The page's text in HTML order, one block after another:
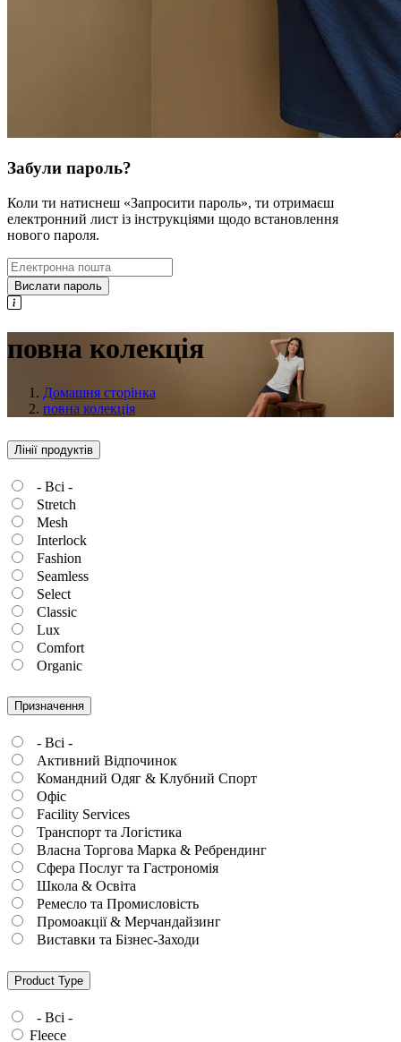
Забули пароль?
Коли ти натиснеш «Запросити пароль», ти отримаєш
електронний лист із інструкціями щодо встановлення
нового пароля.
Вислати пароль
повна колекція
Домашня сторінка
повна колекція
Лінії продуктів
- Всі -
Stretch
Mesh
Interlock
Fashion
Seamless
Select
Classic
Lux
Comfort
Organic
Призначення
- Всі -
Активний Відпочинок
Командний Одяг & Клубний Спорт
Офіс
Facility Services
Транспорт та Логістика
Власна Торгова Марка & Ребрендинг
Сфера Послуг та Гастрономія
Школа & Освіта
Ремесло та Промисловість
Промоакції & Мерчандайзинг
Виставки та Бізнес-Заходи
Product Type
- Всі -
Fleece